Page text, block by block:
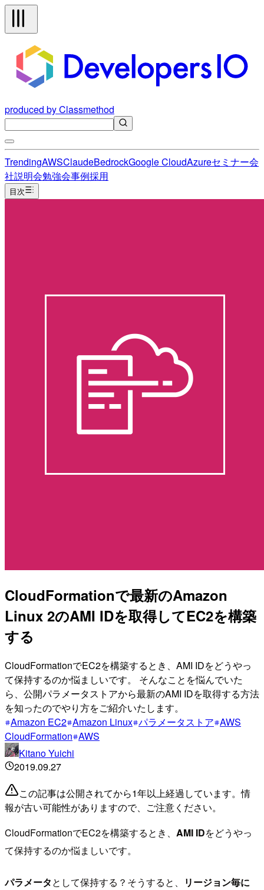
produced by Classmethod
TrendingAWSClaudeBedrockGoogle CloudAzureセミナー会
社説明会勉強会事例採用
目次
CloudFormationで最新のAmazon
Linux 2のAMI IDを取得してEC2を構築
する
CloudFormationでEC2を構築するとき、AMI IDをどうやっ
て保持するのか悩ましいです。 そんなことを悩んでいた
ら、公開パラメータストアから最新のAMI IDを取得する方法
を知ったのでやり方をご紹介いたします。
Amazon EC2 Amazon Linux パラメータストア AWS
CloudFormation AWS
Kitano Yuichi
2019.09.27
この記事は公開されてから1年以上経過しています。情
報が古い可能性がありますので、ご注意ください。
CloudFormationでEC2を構築するとき、 AMI IDをどうやっ
て保持するのか悩ましいです。
パラメータとして保持する？そうすると、
リージョン毎に